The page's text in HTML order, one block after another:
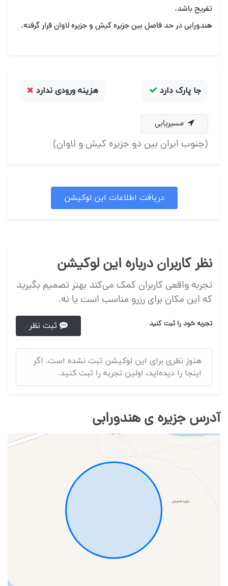
تفریح باشد.
هندورابی در حد فاصل بین جزیره کیش و جزیره لاوان قرار گرفته.
جا پارک دارد هزینه ورودی ندارد
مسیریابی
(جنوب ایران بین دو جزیره کیش و لاوان)
دریافت اطلاعات این لوکیشن
نظر کاربران درباره این لوکیشن
تجربه واقعی کاربران کمک می‌کند بهتر تصمیم بگیرید
که این مکان برای رزرو مناسب است یا نه.
تجربه خود را ثبت کنید
هنوز نظری برای این لوکیشن ثبت نشده است. اگر
اینجا را دیده‌اید، اولین تجربه را ثبت کنید.
آدرس جزیره ی هندورابی